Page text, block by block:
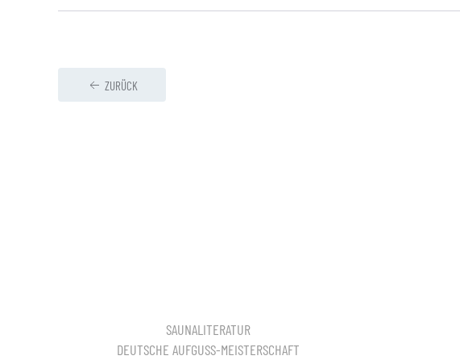
ZURÜCK
SAUNALITERATUR
DEUTSCHE AUFGUSS-MEISTERSCHAFT